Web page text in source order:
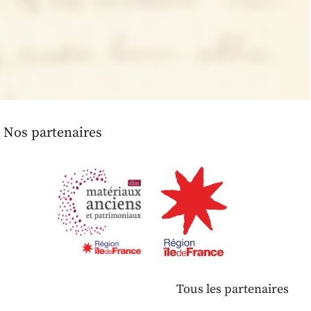
Nos partenaires
Tous les partenaires